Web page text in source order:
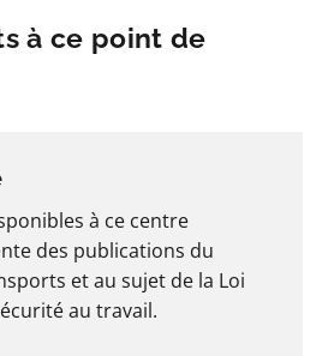
à ce point de
à ce centre
des publications du
et au sujet de la Loi
au travail.